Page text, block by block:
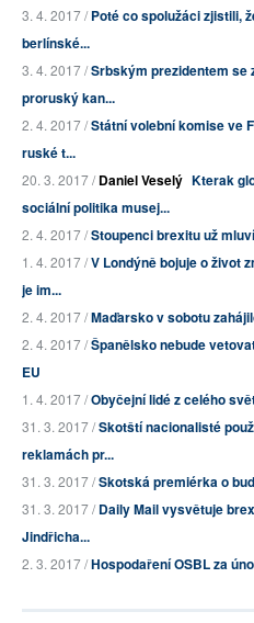
3. 4. 2017 /Poté co spolužáci zjistili,
berlínské...
3. 4. 2017 /Srbským prezidentem se
proruský kan...
2. 4. 2017 /Státní volební komise ve
ruské t...
20. 3. 2017 /Daniel Veselý Kterak
sociální politika musej...
2. 4. 2017 /Stoupenci brexitu už
1. 4. 2017 /V Londýně bojuje o život
je im...
2. 4. 2017 /Maďarsko v sobotu
2. 4. 2017 /Španělsko nebude
EU
1. 4. 2017 /Obyčejní lidé z celého
31. 3. 2017 /Skotští nacionalisté
reklamách pr...
31. 3. 2017 /Skotská premiérka o
31. 3. 2017 /Daily Mail vysvětuje
Jindřicha...
2. 3. 2017 /Hospodaření OSBL za